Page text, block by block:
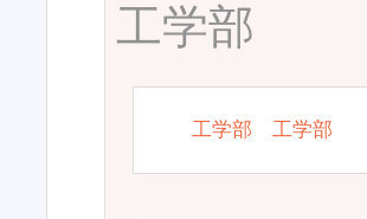
工学部
工学部 工学部